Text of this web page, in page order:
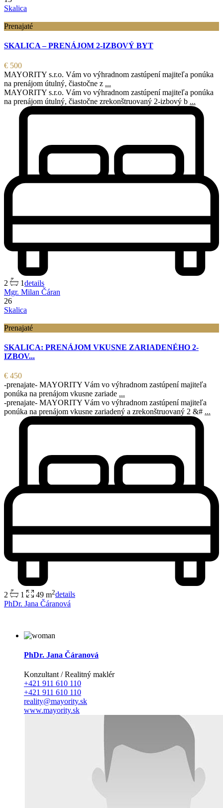
Skalica
Prenajaté
SKALICA – PRENÁJOM 2-IZBOVÝ BYT
€ 500
MAYORITY s.r.o. Vám vo výhradnom zastúpení majiteľa ponúka
na prenájom útulný, čiastočne z ...
MAYORITY s.r.o. Vám vo výhradnom zastúpení majiteľa ponúka
na prenájom útulný, čiastočne zrekonštruovaný 2-izbový b ...
2 1details
Mgr. Milan Čáran
26
Skalica
Prenajaté
SKALICA: PRENÁJOM VKUSNE ZARIADENÉHO 2-
IZBOV...
€ 450
-prenajate- MAYORITY Vám vo výhradnom zastúpení majiteľa
ponúka na prenájom vkusne zariade ...
-prenajate- MAYORITY Vám vo výhradnom zastúpení majiteľa
ponúka na prenájom vkusne zariadený a zrekonštruovaný 2 &# ...
2 1 49 m2details
PhDr. Jana Čáranová
PhDr. Jana Čáranová
Konzultant / Realitný maklér
+421 911 610 110
+421 911 610 110
reality@mayority.sk
www.mayority.sk